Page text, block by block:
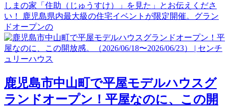
しまの家「住助（じゅうすけ）」を見た」とお伝えくださ
い！ 鹿児島県内最大級の住宅イベントが限定開催。グラン
ドオープンの
鹿児島市中山町で平屋モデルハウスグ
ランドオープン！平屋なのに、この開